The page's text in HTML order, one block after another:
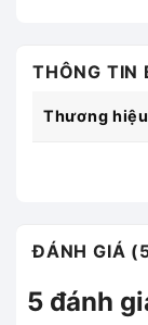
THÔNG TIN
Thương hiệu
ĐÁNH GIÁ
5 đánh